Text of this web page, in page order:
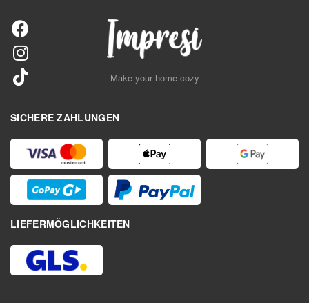
Make your home cozy
SICHERE ZAHLUNGEN
LIEFERMÖGLICHKEITEN